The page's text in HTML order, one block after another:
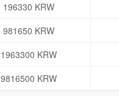
196330 KRW
981650 KRW
1963300 KRW
9816500 KRW